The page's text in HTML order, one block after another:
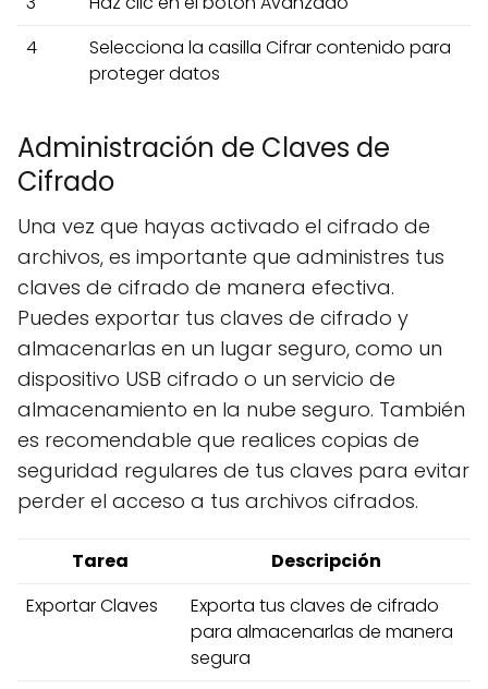
4
Selecciona la casilla Cifrar contenido para
proteger datos
Administración de Claves de
Cifrado
Una vez que hayas activado el cifrado de
archivos, es importante que administres tus
claves de cifrado de manera efectiva.
Puedes exportar tus claves de cifrado y
almacenarlas en un lugar seguro, como un
dispositivo USB cifrado o un servicio de
almacenamiento en la nube seguro. También
es recomendable que realices copias de
seguridad regulares de tus claves para evitar
perder el acceso a tus archivos cifrados.
Tarea
Descripción
Exportar Claves
Exporta tus claves de cifrado
para almacenarlas de manera
segura